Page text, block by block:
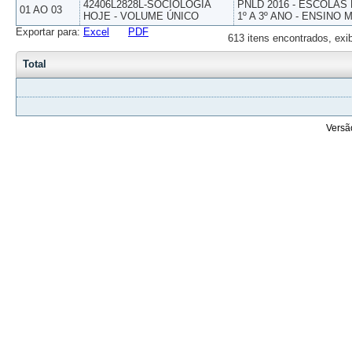
01 AO 03
42406L2828L-SOCIOLOGIA
HOJE - VOLUME ÚNICO
PNLD 2016 -
1º A 3º ANO - ENSINO
613 itens encontrados,
Exportar para: Excel PDF
Total